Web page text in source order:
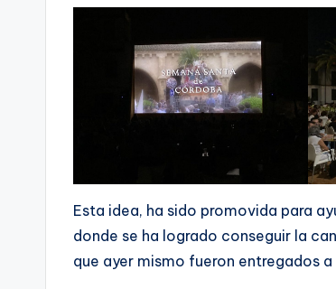
Esta idea, ha sido promovida para
donde se ha logrado conseguir la
que ayer mismo fueron entregados